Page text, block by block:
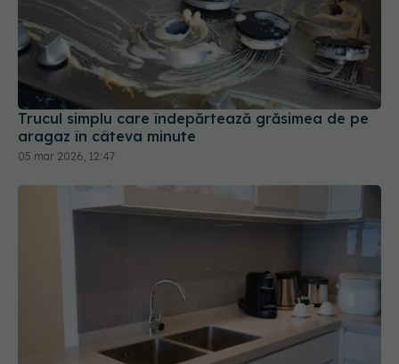
Trucul simplu care îndepărtează grăsimea de pe
aragaz în câteva minute
05 mar 2026, 12:47